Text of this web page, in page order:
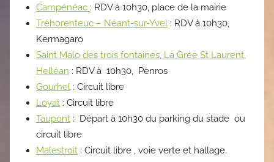
Campénéac : RDV à 10h30, place de la mairie
Tréhorenteuc – Néant-sur-Yvel: RDV à 10h30,
Kermagaro
Saint Malo des trois fontaines, La Grée St Laurent,
Helléan : RDV à 10h30, Penros
Gourhel: Circuit libre
Loyat: Circuit libre
Taupont: Départ à 10h30 du parking du stade ou
circuit libre
Malestroit: Circuit libre , voie verte et hallage.